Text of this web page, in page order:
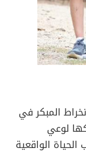
المبكر في
لوعي
الواقعية